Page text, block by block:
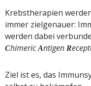
Krebstherapien
immer zielgenauer:
werden dabei
ChimericAntigen R
Ziel ist es, das